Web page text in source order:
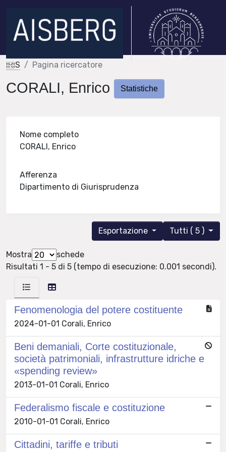
IRIS Pagina ricercatore
CORALI, Enrico Statistiche
Nome completo
CORALI, Enrico
Afferenza
Dipartimento di Giurisprudenza
Tutti ( 5 )
Esportazione
Mostra
schede
Risultati 1 - 5 di 5 (tempo di esecuzione: 0.001 secondi).
Fenomenologia del potere costituente
2024-01-01 Corali, Enrico
Beni demaniali, Corte costituzionale,
società patrimoniali, infrastrutture idriche e
«spending review»
2013-01-01 Corali, Enrico
Federalismo fiscale e costituzione
2010-01-01 Corali, Enrico
Cittadini, tariffe e tributi